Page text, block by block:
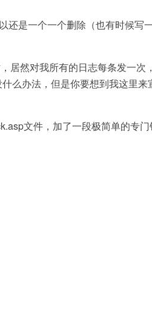
是一个一个删除（也有时候写
然对我所有的日志每条发一次
么办法，但是你要想到我这里
文件，加了一段极简单的专门